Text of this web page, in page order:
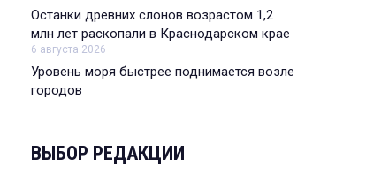
Останки древних слонов возрастом 1,2
млн лет раскопали в Краснодарском крае
6 августа 2026
Уровень моря быстрее поднимается возле
городов
ВЫБОР РЕДАКЦИИ